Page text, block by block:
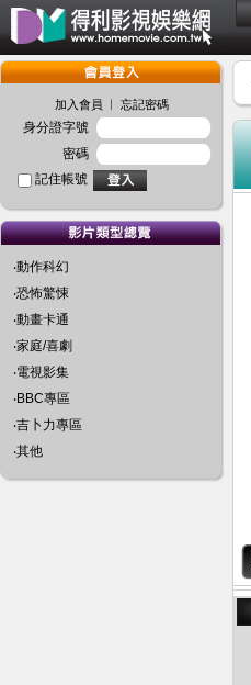
加入會員 ︱ 忘記密碼
身分證字號
密碼
記住帳號
‧動作科幻
‧恐怖驚悚
‧動畫卡通
‧家庭/喜劇
‧電視影集
‧BBC專區
‧吉卜力專區
‧其他